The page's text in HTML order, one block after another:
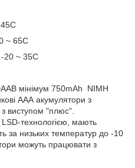
45С
~ 65С
-20 ~ 35С
мінімум 750mAh NIMH
ААА акумулятори з
виступом "плюс".
технологією, мають
за низьких температур до -10
можуть працювати з